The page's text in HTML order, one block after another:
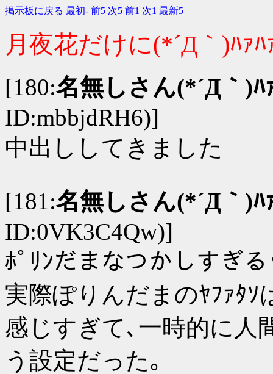
掲示板に戻る 最初- 前5 次5 前1 次1 最新5
月夜花だけに(*´Д｀)ﾊｧﾊ
[180:名無しさん(*´Д｀)ﾊ
ID:mbbjdRH6)]
中出ししてきました
[181:名無しさん(*´Д｀)ﾊ
ID:0VK3C4Qw)]
ﾎﾟﾘﾝだまなつかしすぎ
実際ぽりんだまのﾔﾌｧﾀ
感じすぎて､一時的に人
う設定だった｡